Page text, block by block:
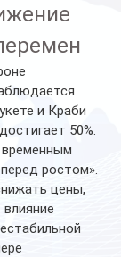
и Краби
50%.
ростом».
цены,